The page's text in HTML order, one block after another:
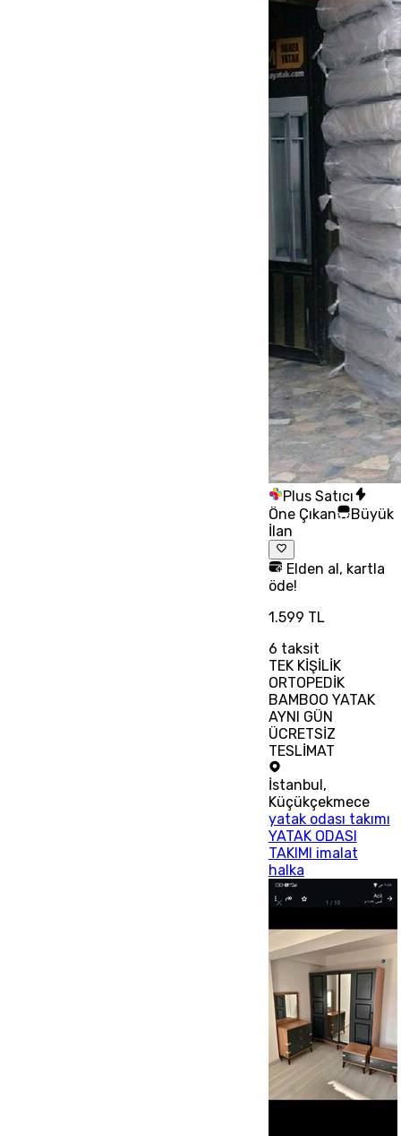
Plus Satıcı
Öne Çıkan
Büyük
İlan
Elden al, kartla
öde!
1.599 TL
6 taksit
TEK KİŞİLİK
ORTOPEDİK
BAMBOO YATAK
AYNI GÜN
ÜCRETSİZ
TESLİMAT
İstanbul ,
Küçükçekmece
yatak odası takımı
YATAK ODASI
TAKIMI imalat
halka